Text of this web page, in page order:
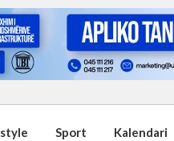
Sport Kalendari